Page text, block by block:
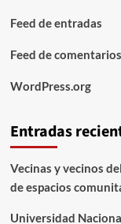
Feed de entradas
Feed de comentarios
WordPress.org
Entradas
Vecinas y vecinos
de espacios
Universidad